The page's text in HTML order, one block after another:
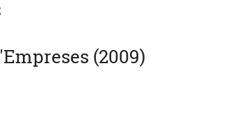
(2009)